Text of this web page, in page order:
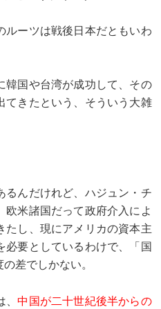
ルーツは戦後日本だともいわ
韓国や台湾が成功して、その
てきたという、そういう大雑
んだけれど、ハジュン・チ
欧米諸国だって政府介入によ
たし、現にアメリカの資本主
必要としているわけで、「国
差でしかない。
、中国が二十世紀後半からの